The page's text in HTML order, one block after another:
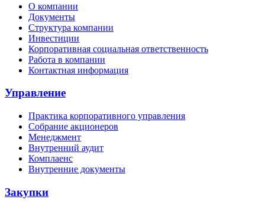
О компании
Документы
Структура компании
Инвестиции
Корпоративная социальная ответственность
Работа в компании
Контактная информация
Управление
Практика корпоративного управления
Собрание акционеров
Менеджмент
Внутренний аудит
Комплаенс
Внутренние документы
Закупки